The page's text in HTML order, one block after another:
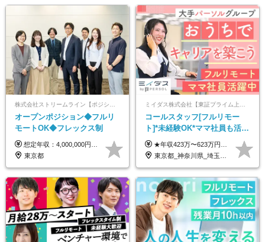
オープンポジション◆フルリ
モートOK◆フレックス制
想定年収：4,000,000円 ～ 8,000,000円 月給：288,000円 ～ 570,000円 ※ご経験・能力に応じて決定いたします。 ※上記額にはみなし残業代を含みます。 ※超過分は全額支給いたします。 ※みなし残業代 45,000円 ～ 89,050円／月 ※みなし残業時間 20時間／月 ※試用期間：3ヶ月（試用期間中の待遇に差異はありません） 【固定残業代について】 固定残業20時間分（45,000円～89,050円）を含む ※超過分は別途全額支給
東京都
コールスタッフ[フルリモー
ト]*未経験OK*ママ社員も活躍
中*ブランクOK*全国どこでも
働ける
★年収423万〜623万円のモデルあり（想定時間外手当10時間分含む） ★半年に一度ドカンと支給のボーナスあり（半年に1度最大150万円） 月給25万円〜＋各種手当＋インセンティブ ＊リモートワーク手当（4000円/月） ＊リモートワーク一時金（1万5000円） ＊残業手当全額支給 ※経験・スキルにより月給を決定します ※試用期間：2ヵ月あり。期間中の雇用形態・給与・待遇に変更はありません 《頑張りはインセンティブとして還元！》 当社は5段階の評価制度を導入。 半期に1回の評価で最高ランク（5点）を獲得したメンバーには、 150万円のインセンティブを支給！ これが半年に一度のインセンティブとして支給されるため、 成果を出した分だけまとまった収入を得られる仕組みです。 【固定残業代について】 なし（残業代は、実際の労働時間に応じて別途全額支給）
東京都_神奈川県_埼玉県_千葉県_大阪府_愛知県_北海道_青森県_岩手県_宮城県_秋田県_山形県_福島県_茨城県_栃木県_群馬県_新潟県_山梨県_長野県_富山県_石川県_福井県_静岡県_岐阜県_三重県_兵庫県_京都府_滋賀県_奈良県_和歌山県_広島県_岡山県_鳥取県_島根県_山口県_徳島県_香川県_愛媛県_高知県_福岡県_熊本県_佐賀県_長崎県_大分県_宮崎県_鹿児島県_沖縄県